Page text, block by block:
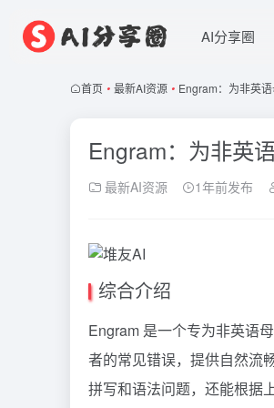
AI分享圈
首页 • 最新AI资源 • Engram：为非英
Engram：为非英
最新AI资源 1年前发布
综合介绍
Engram 是一个专为非英语
者的常见错误，提供自然流
拼写和语法问题，还能根据